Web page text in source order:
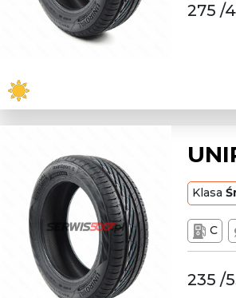
275 /
Klasa
C
235 /